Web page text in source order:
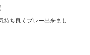
持ち良くプレー出来まし